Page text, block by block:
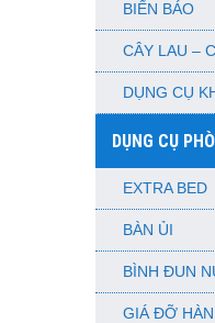
BIỂN BÁO
CÂY LAU –
DỤNG CỤ
DỤNG CỤ
EXTRA BED
BÀN ỦI
BÌNH ĐUN
GIÁ ĐỠ